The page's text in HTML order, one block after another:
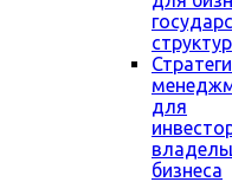
структур
для
бизнеса